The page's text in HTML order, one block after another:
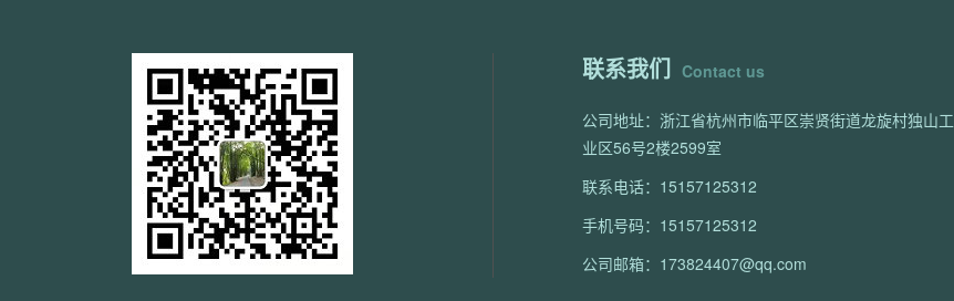
联系我们 Contact us
公司地址：浙江省杭州市临平区崇贤街道龙旋村独山工
业区56号2楼2599室
联系电话：15157125312
手机号码：15157125312
公司邮箱：173824407@qq.com